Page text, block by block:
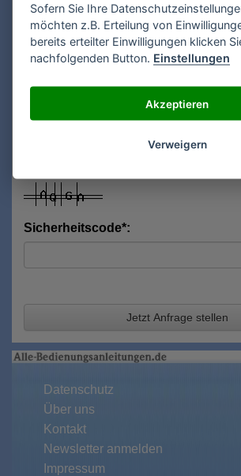
Nachname*:
Sicherheitscode*:
Jetzt Anfrage stellen
Datenschutz
Über uns
Kontakt
Newsletter anmelden
Impressum
Sofern Sie Ihre
möchten z.B. Erteilung von
bereits erteilter Einwilligungen klicken
nachfolgenden Button. Einstellungen
Akzeptieren
Verweigern